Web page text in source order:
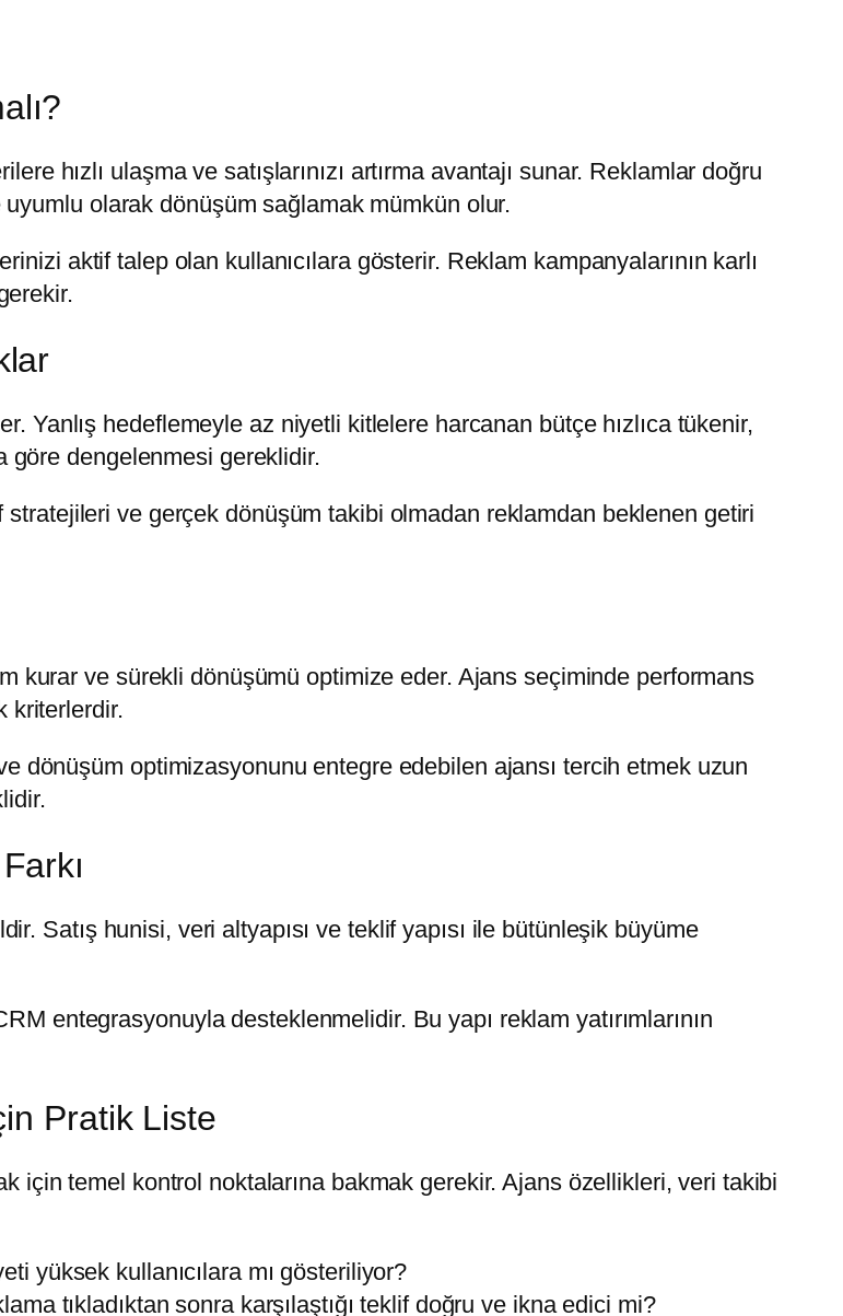
hızlı ulaşma ve satışlarınızı artırma avantajı sunar. Reklamlar doğru
olarak dönüşüm sağlamak mümkün olur.
aktif talep olan kullanıcılara gösterir. Reklam kampanyalarının karlı
Yanlış hedeflemeyle az niyetli kitlelere harcanan bütçe hızlıca tükenir,
göre dengelenmesi gereklidir.
ve gerçek dönüşüm takibi olmadan reklamdan beklenen getiri
kurar ve sürekli dönüşümü optimize eder. Ajans seçiminde performans
kriterlerdir.
dönüşüm optimizasyonunu entegre edebilen ajansı tercih etmek uzun
Satış hunisi, veri altyapısı ve teklif yapısı ile bütünleşik büyüme
entegrasyonuyla desteklenmelidir. Bu yapı reklam yatırımlarının
Pratik Liste
için temel kontrol noktalarına bakmak gerekir. Ajans özellikleri, veri takibi
yüksek kullanıcılara mı gösteriliyor?
tıkladıktan sonra karşılaştığı teklif doğru ve ikna edici mi?